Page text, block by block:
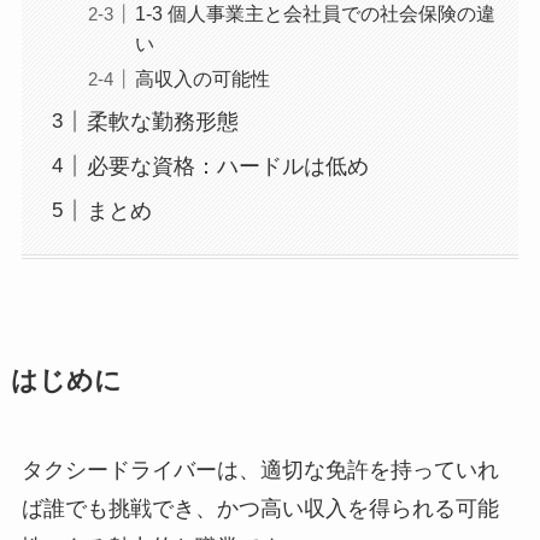
1-3 個人事業主と会社員での社会保険の違
い
高収入の可能性
柔軟な勤務形態
必要な資格：ハードルは低め
まとめ
はじめに
タクシードライバーは、適切な免許を持っていれ
ば誰でも挑戦でき、かつ高い収入を得られる可能